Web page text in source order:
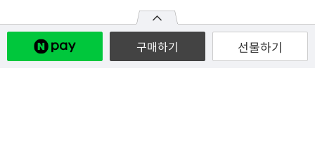
구매하기 선물하기